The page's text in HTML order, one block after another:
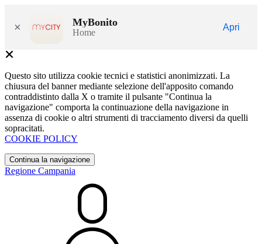
× MyBonito
Home
Apri
Questo sito utilizza cookie tecnici e statistici anonimizzati. La
chiusura del banner mediante selezione dell'apposito comando
contraddistinto dalla X o tramite il pulsante "Continua la
navigazione" comporta la continuazione della navigazione in
assenza di cookie o altri strumenti di tracciamento diversi da quelli
sopracitati.
COOKIE POLICY
Continua la navigazione
Regione Campania